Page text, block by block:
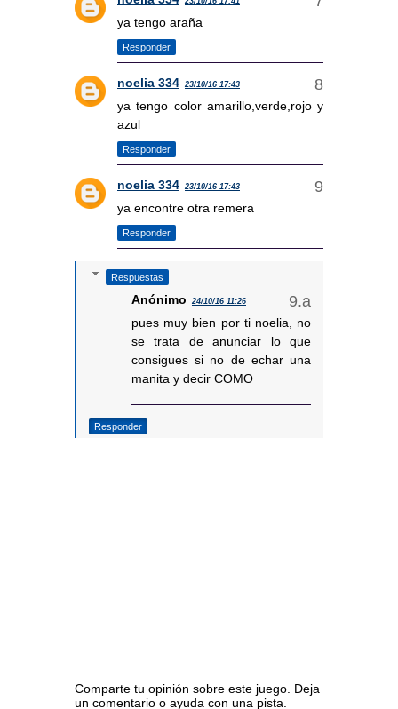
ya tengo araña
Responder
noelia 334 23/10/16 17:43
ya tengo color amarillo,verde,rojo y
azul
Responder
noelia 334 23/10/16 17:43
ya encontre otra remera
Responder
Respuestas
Anónimo 24/10/16 11:26
pues muy bien por ti noelia, no
se trata de anunciar lo que
consigues si no de echar una
manita y decir COMO
Responder
Comparte tu opinión sobre este juego. Deja
un comentario o ayuda con una pista.